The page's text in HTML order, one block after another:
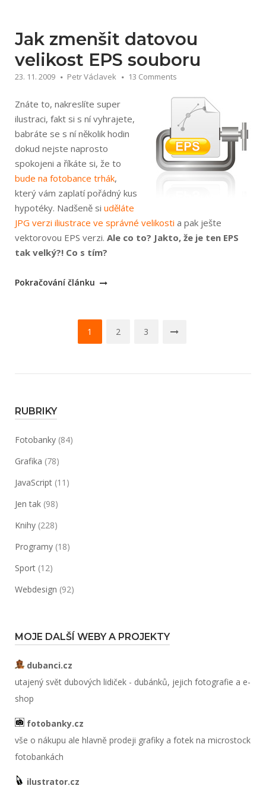
Jak zmenšit datovou
velikost EPS souboru
23. 11. 2009 Petr Václavek 13 Comments
Znáte to, nakreslíte super
ilustraci, fakt si s ní vyhrajete,
babráte se s ní několik hodin
dokud nejste naprosto
spokojeni a říkáte si, že to
bude na fotobance trhák,
který vám zaplatí pořádný kus
hypotéky. Nadšeně si uděláte
JPG verzi iliustrace ve správné velikosti a pak ješte
vektorovou EPS verzi. Ale co to? Jakto, že je ten EPS
tak velký?! Co s tím?
„Jak
Pokračování článku
1 2 3
RUBRIKY
Fotobanky (84)
Grafika (78)
JavaScript (11)
Jen tak (98)
Knihy (228)
Programy (18)
Sport (12)
Webdesign (92)
MOJE DALŠÍ WEBY A PROJEKTY
dubanci.cz
utajený svět dubových lidiček - dubánků, jejich fotografie a e-
shop
fotobanky.cz
vše o nákupu ale hlavně prodeji grafiky a fotek na microstock
fotobankách
ilustrator.cz